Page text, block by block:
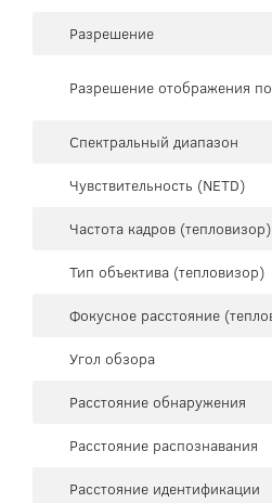
Разрешение
Разрешение отображения
Спектральный диапазон
Чувствительность (NETD)
Частота кадров (тепловизор)
Тип объектива (тепловизор)
Фокусное расстояние
Угол обзора
Расстояние обнаружения
Расстояние распознавания
Расстояние идентификации